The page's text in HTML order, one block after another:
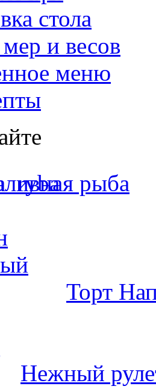
стола
и весов
меню
рыба
Торт
Нежный